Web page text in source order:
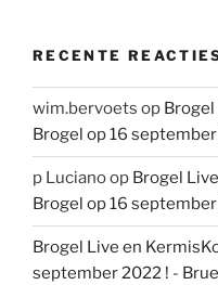
RECENTE
wim.bervoets op
Brogel op 16
p Lucianoop Brogel
Brogel op 16
Brogel Live en
september 2022 ! -